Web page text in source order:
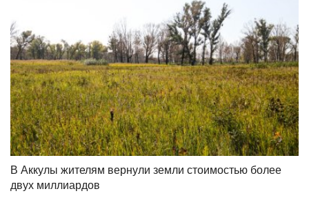
В Аккулы жителям вернули земли стоимостью более
двух миллиардов